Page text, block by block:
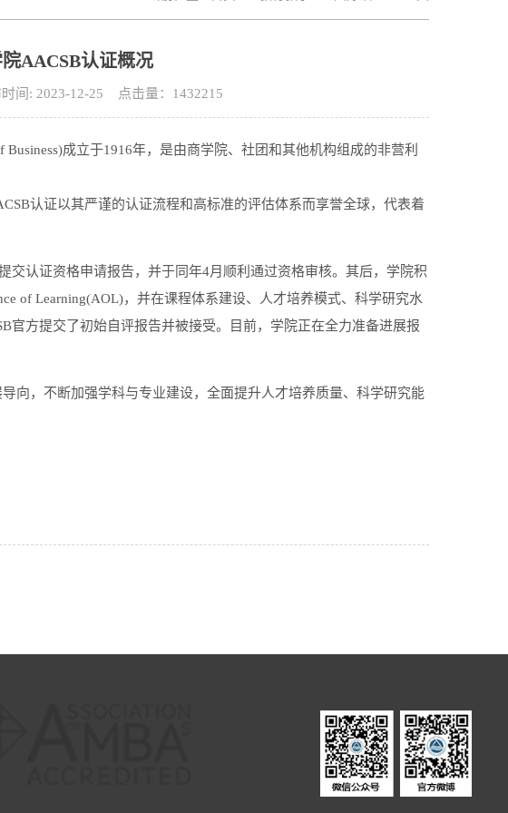
AACSB认证概况
间: 2023-12-25 点击量： 1432215
Business)成立于1916年，是由商学院、社团和其他机构组成的非营利
认证以其严谨的认证流程和高标准的评估体系而享誉全球，代表着
交认证资格申请报告，并于同年4月顺利通过资格审核。其后，学院积
of Learning(AOL)，并在课程体系建设、人才培养模式、科学研究水
官方提交了初始自评报告并被接受。目前，学院正在全力准备进展报
向，不断加强学科与专业建设，全面提升人才培养质量、科学研究能